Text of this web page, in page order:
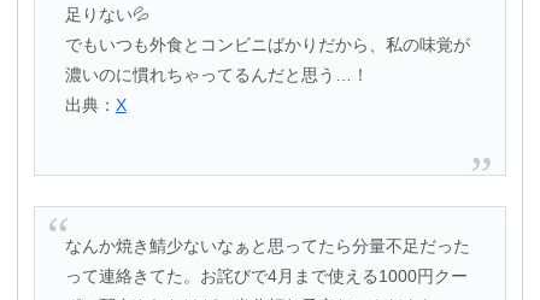
足りない💦
でもいつも外食とコンビニばかりだから、私の味覚が
濃いのに慣れちゃってるんだと思う…！
出典： X
なんか焼き鯖少ないなぁと思ってたら分量不足だった
って連絡きてた。お詫びで4月まで使える1000円クー